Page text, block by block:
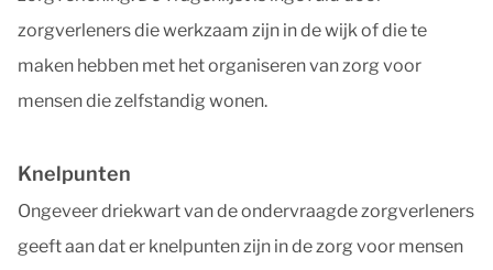
zorgverleners die werkzaam zijn in de wijk of die te
maken hebben met het organiseren van zorg voor
mensen die zelfstandig wonen.
Knelpunten
Ongeveer driekwart van de ondervraagde zorgverleners
geeft aan dat er knelpunten zijn in de zorg voor mensen